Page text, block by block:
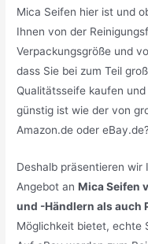
Mica Seifen hier ist und
Ihnen von der
Verpackungsgröße und
dass Sie bei zum Teil
Qualitätsseife kaufen
günstig ist wie der von
Amazon.de oder
Deshalb präsentieren wir
Angebot anMica Seifen
und -Händlern als auch
Möglichkeit bietet, echte